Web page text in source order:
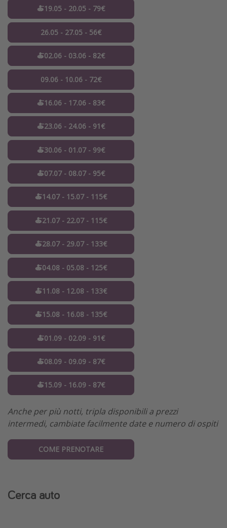
🍝19.05 - 20.05 - 79€
26.05 - 27.05 - 56€
🍝02.06 - 03.06 - 82€
09.06 - 10.06 - 72€
🍝16.06 - 17.06 - 83€
🍝23.06 - 24.06 - 91€
🍝30.06 - 01.07 - 99€
🍝07.07 - 08.07 - 95€
🍝14.07 - 15.07 - 115€
🍝21.07 - 22.07 - 115€
🍝28.07 - 29.07 - 133€
🍝04.08 - 05.08 - 125€
🍝11.08 - 12.08 - 133€
🍝15.08 - 16.08 - 135€
🍝01.09 - 02.09 - 91€
🍝08.09 - 09.09 - 87€
🍝15.09 - 16.09 - 87€
Anche per più notti, tripla disponibili a prezzi
intermedi, cambiate facilmente date e numero di ospiti
COME PRENOTARE
Cerca auto